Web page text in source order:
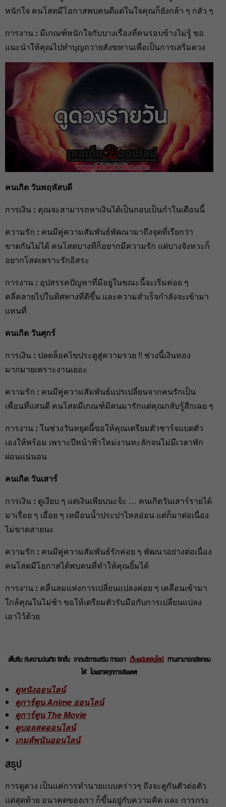
หนักใจ คนโสดมีโอกาสพบคนดีแต่ในใจคุณก็ยังกล้า ๆ กลัว ๆ
การงาน : มีเกณฑ์หนักใจกับบางเรื่องที่คนรอบข้างไม่รู้ ขอ
แนะนำให้คุณไปทำบุญถวายสังฆทานเพื่อเป็นการเสริมดวง
คนเกิด วันพฤหัสบดี
การเงิน : คุณจะสามารถหาเงินได้เป็นกอบเป็นกำในเดือนนี้
ความรัก : คนมีคู่ความสัมพันธ์พัฒนามาถึงจุดที่เรียกว่า
ขาดกันไม่ได้ คนโสดบางทีก็อยากมีความรัก แต่บางจังหวะก็
อยากโสดเพราะรักอิสระ
การงาน : อุปสรรคปัญหาที่มีอยู่ในขณะนี้จะเริ่มค่อย ๆ
คลี่คลายไปในทิศทางที่ดีขึ้น และความสำเร็จกำลังจะเข้ามา
แทนที่
คนเกิด วันศุกร์
การเงิน : ปลดล็อคไขประตูสู่ความรวย !! ช่วงนี้เงินทอง
มากมายเพราะงานเยอะ
ความรัก : คนมีคู่ความสัมพันธ์แปรเปลี่ยนจากคนรักเป็น
เพื่อนที่แสนดี คนโสดมีเกณฑ์มีคนมารักแต่คุณกลับรู้สึกเฉย ๆ
การงาน : ในช่วงวันหยุดนี้ขอให้คุณเตรียมตัวชาร์จแบตตัว
เองให้พร้อม เพราะปีหน้าฟ้าใหม่งานทะลักจนไม่มีเวลาพัก
ผ่อนแน่นอน
คนเกิด วันเสาร์
การเงิน : ดูเงียบ ๆ แต่เงินเพียบนะจ้ะ … คนเกิดวันเสาร์รายได้
มาเรื่อย ๆ เอื่อย ๆ เหมือนน้ำประปาไหลอ่อน แต่ก็มาต่อเนื่อง
ไม่ขาดสายนะ
ความรัก : คนมีคู่ความสัมพันธ์รักค่อย ๆ พัฒนาอย่างต่อเนื่อง
คนโสดมีโอกาสได้พบคนที่ทำให้คุณยิ้มได้
การงาน : คลื่นลมแห่งการเปลี่ยนแปลงค่อย ๆ เคลื่อนเข้ามา
ใกล้คุณในไม่ช้า ขอให้เตรียมตัวรับมือกับการเปลี่ยนแปลง
เอาไว้ด้วย
เต็มอิ่ม กับความบันเทิง อีกขั้น จากบริการเสริม ทางเรา เว็บพนันออนไลน์ท่านสามารถเลือกชม
ได้ ไม่พลาดทุกการอัพเดต
ดูหนังออนไลน์
ดูการ์ตูน Anime ออนไลน์
ดูการ์ตูน The Movie
ดูบอลสดออนไลน์
เกมส์พนันออนไลน์
สรุป
การดูดวง เป็นแค่การทำนายแบบคร่าวๆ ถึงจะดูกันตัวต่อตัว
แต่สุดท้าย อนาคตของเรา ก็ขึ้นอยู่กับความคิด และ การกระ